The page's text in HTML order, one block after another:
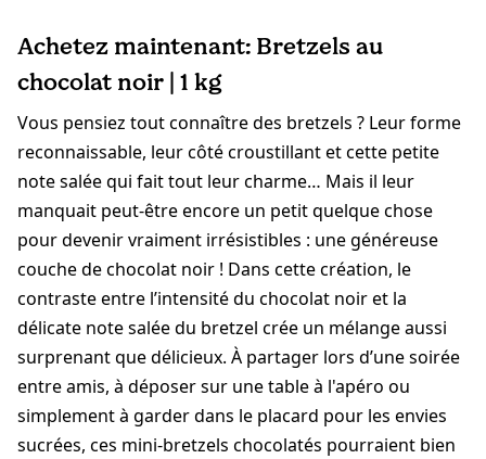
Achetez maintenant: Bretzels au
chocolat noir | 1 kg
Vous pensiez tout connaître des bretzels ? Leur forme
reconnaissable, leur côté croustillant et cette petite
note salée qui fait tout leur charme… Mais il leur
manquait peut-être encore un petit quelque chose
pour devenir vraiment irrésistibles : une généreuse
couche de chocolat noir ! Dans cette création, le
contraste entre l’intensité du chocolat noir et la
délicate note salée du bretzel crée un mélange aussi
surprenant que délicieux. À partager lors d’une soirée
entre amis, à déposer sur une table à l'apéro ou
simplement à garder dans le placard pour les envies
sucrées, ces mini-bretzels chocolatés pourraient bien